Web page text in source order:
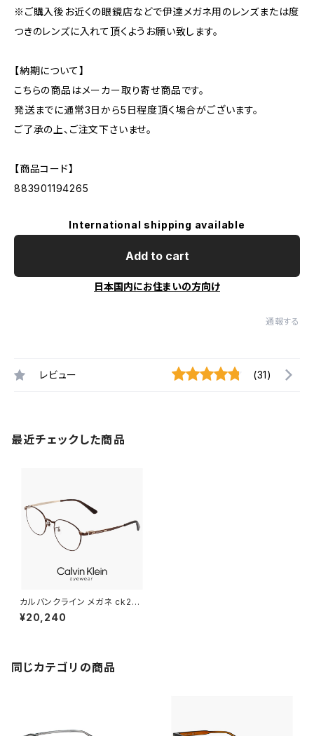
※ご購入後お近くの眼鏡店などで伊達メガネ用のレンズまたは度
つきのレンズに入れて頂くようお願い致します。
【納期について】
こちらの商品はメーカー取り寄せ商品です。
発送までに通常3日から5日程度頂く場合がございます。
ご了承の上、ご注文下さいませ。
【商品コード】
883901194265
International shipping available
Add to cart
日本国内にお住まいの方向け
通報する
レビュー (31)
最近チェックした商品
カルバンクライン メガネ ck261
08lb-200 calvin klein メン
ズ レディース ユニセックス 眼鏡
ミーレンズ発送
¥20,240
同じカテゴリの商品